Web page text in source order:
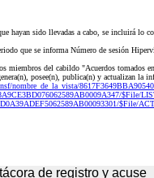
hayan sido llevadas a cabo, se incluirá lo
que se informa Número de sesión
miembros del cabildo "Acuerdos tomados
posee(n), publica(n) y actualizan la
nombre_de_la_vista/
$File/
$File/
de registro y acuse